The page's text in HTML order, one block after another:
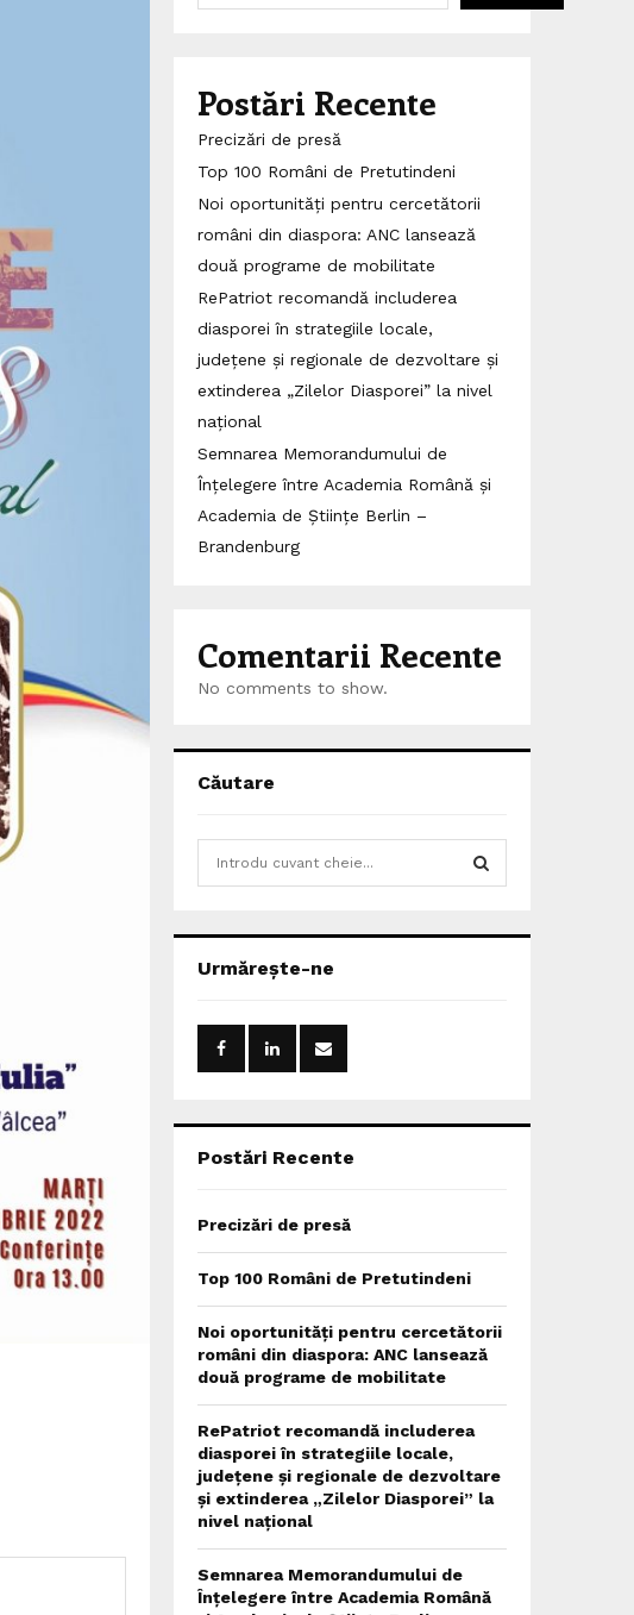
Postări Recente
Precizări de presă
Top 100 Români de Pretutindeni
Noi oportunități pentru cercetătorii
români din diaspora: ANC lansează
două programe de mobilitate
RePatriot recomandă includerea
diasporei în strategiile locale,
județene și regionale de dezvoltare și
extinderea „Zilelor Diasporei” la nivel
național
Semnarea Memorandumului de
Înțelegere între Academia Română și
Academia de Științe Berlin –
Brandenburg
Comentarii Recente
No comments to show.
Căutare
h
o
:
Urmărește-ne
Postări Recente
Precizări de presă
Top 100 Români de Pretutindeni
Noi oportunități pentru cercetătorii
români din diaspora: ANC lansează
două programe de mobilitate
RePatriot recomandă includerea
diasporei în strategiile locale,
județene și regionale de dezvoltare
și extinderea „Zilelor Diasporei” la
nivel național
Semnarea Memorandumului de
Înțelegere între Academia Română